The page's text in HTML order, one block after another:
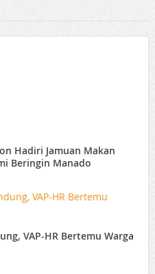
Hadiri Jamuan Makan
Beringin Manado
VAP-HR Bertemu Warga